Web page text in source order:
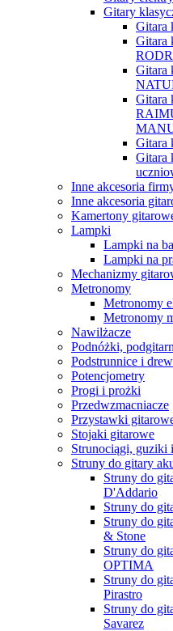
Gitary
Gitara
Gitara
Gitara
Gitara
Gitara
Gitara
Inne akcesoria
Inne akcesoria
Kamertony
Lampki
Lampki na
Lampki na
Mechanizmy
Metronomy
Metronomy
Metronomy
Nawilżacze
Podnóżki,
Podstrunnice i
Potencjometry
Progi i prożki
Przedwzmacniacze
Przystawki
Stojaki gitarowe
Strunociągi, guziki
Struny do gitary
Struny do
D'Addario
Struny do
Struny do
& Stone
Struny do
OPTIMA
Struny do
Pirastro
Struny do
Savarez